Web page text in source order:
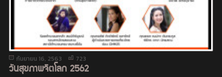
กันยายน 16, 2563 723
วันสุขภาพจิตโลก 2562